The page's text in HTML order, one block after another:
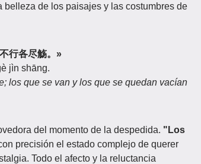
belleza de los paisajes y las costumbres de
行各尽觞。»
jìn shāng.
los que se van y los que se quedan vacían
del momento de la despedida. "Los
precisión el estado complejo de querer
Todo el afecto y la reluctancia